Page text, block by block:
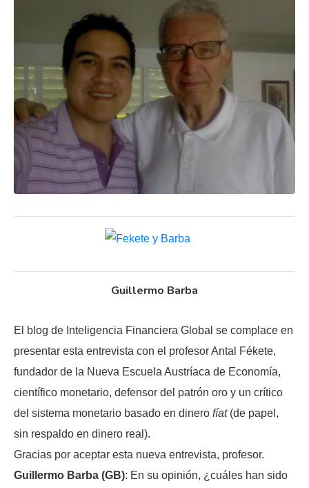
Guillermo Barba
El blog de Inteligencia Financiera Global se complace en
presentar esta entrevista con el profesor Antal Fékete,
fundador de la Nueva Escuela Austríaca de Economía,
científico monetario, defensor del patrón oro y un crítico
del sistema monetario basado en dinero fíat(de papel,
sin respaldo en dinero real).
Gracias por aceptar esta nueva entrevista, profesor.
Guillermo Barba (GB): En su opinión, ¿cuáles han sido